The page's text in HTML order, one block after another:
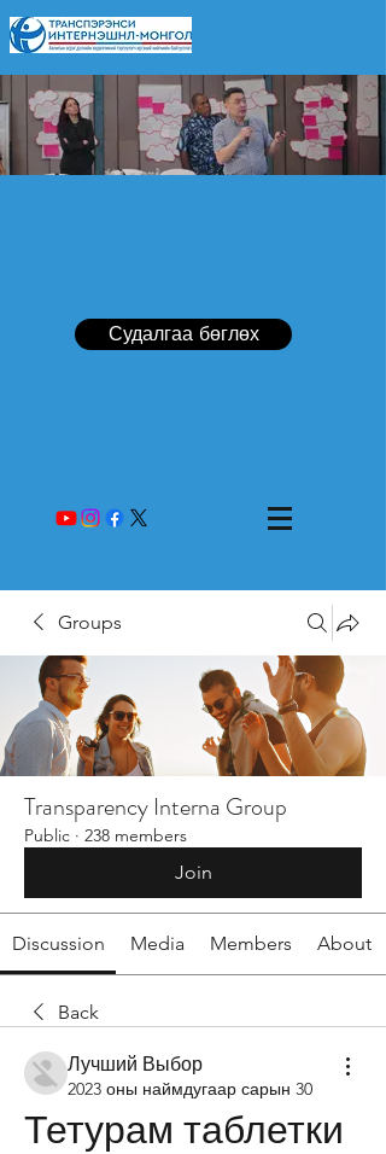
Судалгаа бөглөх
Groups
Transparency Interna Group
Public · 238 members
Join
Discussion Media Members About
Back
Лучший Выбор
2023 оны наймдугаар сарын 30
Тетурам таблетки